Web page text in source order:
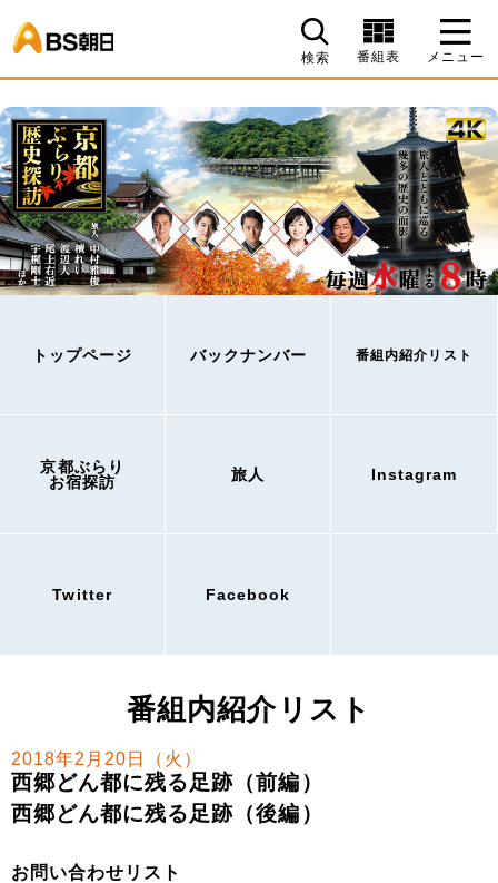
検索 番組表 メニュー
トップページ バックナンバー 番組内紹介リスト
京都ぶらり
お宿探訪
旅人 Instagram
Twitter Facebook
番組内紹介リスト
2018年2月20日（火）
西郷どん都に残る足跡（前編）
西郷どん都に残る足跡（後編）
お問い合わせリスト